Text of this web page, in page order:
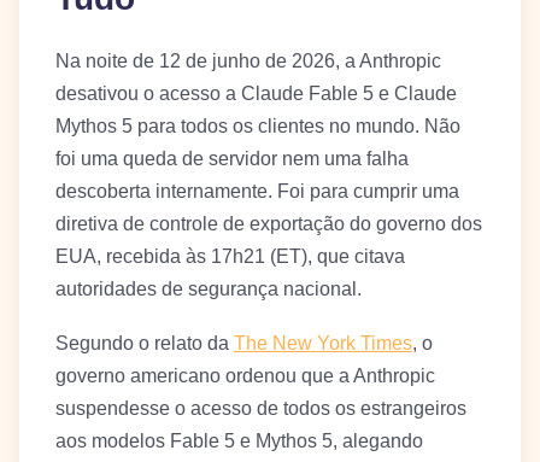
Na noite de 12 de junho de 2026, a Anthropic
desativou o acesso a Claude Fable 5 e Claude
Mythos 5 para todos os clientes no mundo. Não
foi uma queda de servidor nem uma falha
descoberta internamente. Foi para cumprir uma
diretiva de controle de exportação do governo dos
EUA, recebida às 17h21 (ET), que citava
autoridades de segurança nacional.
Segundo o relato da The New York Times, o
governo americano ordenou que a Anthropic
suspendesse o acesso de todos os estrangeiros
aos modelos Fable 5 e Mythos 5, alegando